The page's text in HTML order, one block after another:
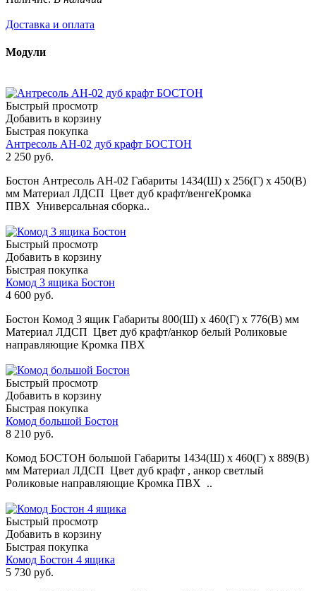
Доставка и оплата
Модули
Быстрый просмотр
Добавить в корзину
Быстрая покупка
Антресоль АН-02 дуб крафт БОСТОН
2 250 руб.
Бостон Антресоль АН-02 Габариты 1434(Ш) х 256(Г) х 450(В)
мм Материал ЛДСП Цвет дуб крафт/венгеКромка
ПВХ Универсальная сборка..
Быстрый просмотр
Добавить в корзину
Быстрая покупка
Комод 3 ящика Бостон
4 600 руб.
Бостон Комод 3 ящик Габариты 800(Ш) х 460(Г) х 776(В) мм
Материал ЛДСП Цвет дуб крафт/анкор белый Роликовые
направляющие Кромка ПВХ
Быстрый просмотр
Добавить в корзину
Быстрая покупка
Комод большой Бостон
8 210 руб.
Комод БОСТОН большой Габариты 1434(Ш) х 460(Г) х 889(В)
мм Материал ЛДСП Цвет дуб крафт , анкор светлый
Роликовые направляющие Кромка ПВХ ..
Быстрый просмотр
Добавить в корзину
Быстрая покупка
Комод Бостон 4 ящика
5 730 руб.